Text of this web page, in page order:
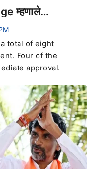
म्हणाले…
total of eight
Four of the
approval.